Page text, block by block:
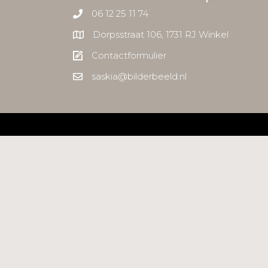
06 12 25 11 74
Dorpsstraat 106, 1731 RJ Winkel
Contactformulier
saskia@bilderbeeld.nl